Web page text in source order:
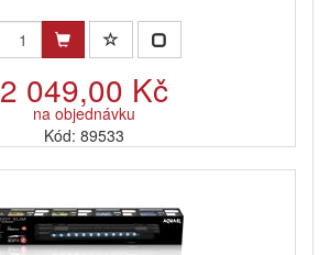
2 049,00 Kč
na objednávku
Kód: 89533